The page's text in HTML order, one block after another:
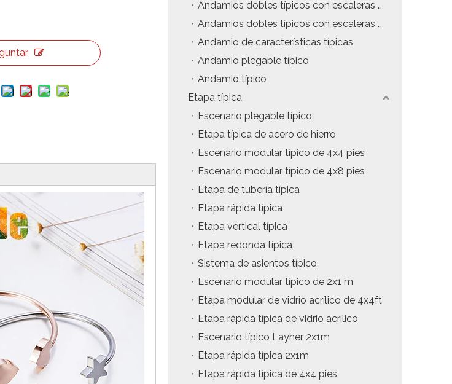
Joyería para eventos de boda
Precio del estuche de vuelo
Precio de la maquinaria de escenario
Precio de la carpa para eventos
Precio del andamio de aluminio
producto tipico
Andamios dobles típicos con escaleras colgantes
Andamios dobles típicos con escaleras de inclinación
Andamio de características típicas
Andamio plegable típico
Andamio típico
Etapa típica
Escenario plegable típico
Etapa típica de acero de hierro
Escenario modular típico de 4x4 pies
Escenario modular típico de 4x8 pies
Etapa de tubería típica
Etapa rápida típica
Etapa vertical típica
Etapa redonda típica
Sistema de asientos típico
Escenario modular típico de 2x1 m
Etapa modular de vidrio acrílico de 4x4ft
Etapa rápida típica de vidrio acrílico
Escenario típico Layher 2x1m
Etapa rápida típica 2x1m
Etapa rápida típica de 4x4 pies